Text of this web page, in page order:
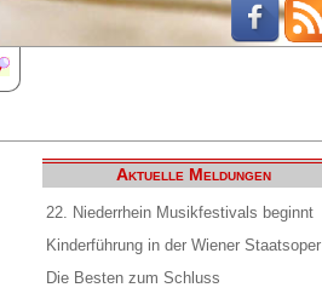
Aktuelle Meldungen
22. Niederrhein Musikfestivals beginnt
Kinderführung in der Wiener Staatsoper
Die Besten zum Schluss